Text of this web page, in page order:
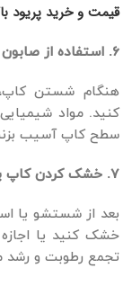
قیمت و خرید پریود
6. استفاده از صابون غیرعطری
هنگام شستن کاپ،
کنید. مواد
سطح کاپ آسیب
7. خشک کردن کاپ پیش از استفاده
بعد از شستشو یا
خشک کنید یا
تجمع رطوبت و رشد